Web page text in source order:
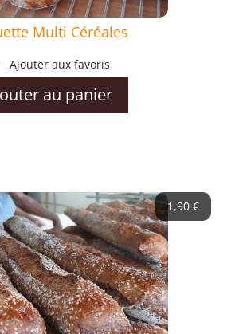
Multi Céréales
Ajouter aux favoris
au panier
1,90 €